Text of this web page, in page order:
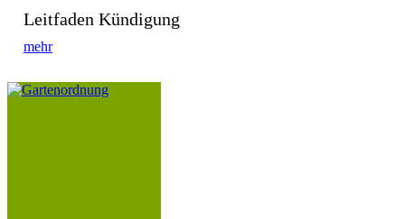
Leitfaden Kündigung
mehr